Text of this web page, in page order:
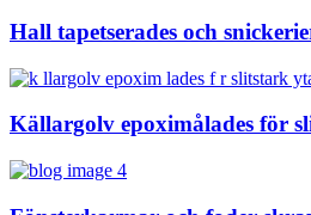
Hall tapetserades och
Källargolv epoximålades för